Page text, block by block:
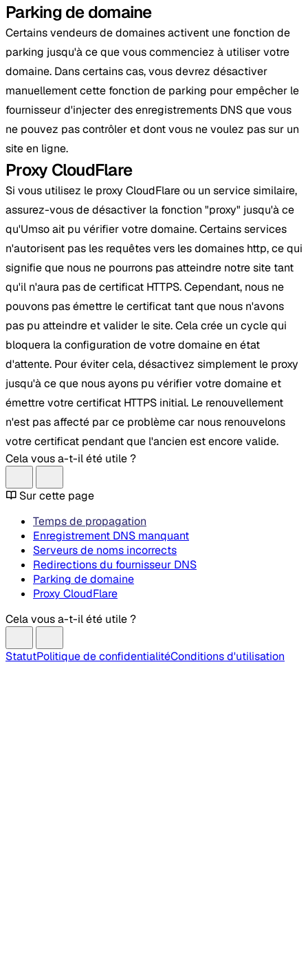
Parking de domaine
Certains vendeurs de domaines activent une fonction de
parking jusqu'à ce que vous commenciez à utiliser votre
domaine. Dans certains cas, vous devrez désactiver
manuellement cette fonction de parking pour empêcher le
fournisseur d'injecter des enregistrements DNS que vous
ne pouvez pas contrôler et dont vous ne voulez pas sur un
site en ligne.
Proxy CloudFlare
Si vous utilisez le proxy CloudFlare ou un service similaire,
assurez-vous de désactiver la fonction "proxy" jusqu'à ce
qu'Umso ait pu vérifier votre domaine. Certains services
n'autorisent pas les requêtes vers les domaines http, ce qui
signifie que nous ne pourrons pas atteindre notre site tant
qu'il n'aura pas de certificat HTTPS. Cependant, nous ne
pouvons pas émettre le certificat tant que nous n'avons
pas pu atteindre et valider le site. Cela crée un cycle qui
bloquera la configuration de votre domaine en état
d'attente. Pour éviter cela, désactivez simplement le proxy
jusqu'à ce que nous ayons pu vérifier votre domaine et
émettre votre certificat HTTPS initial. Le renouvellement
n'est pas affecté par ce problème car nous renouvelons
votre certificat pendant que l'ancien est encore valide.
Cela vous a-t-il été utile ?
Sur cette page
Temps de propagation
Enregistrement DNS manquant
Serveurs de noms incorrects
Redirections du fournisseur DNS
Parking de domaine
Proxy CloudFlare
Cela vous a-t-il été utile ?
StatutPolitique de confidentialitéConditions d'utilisation